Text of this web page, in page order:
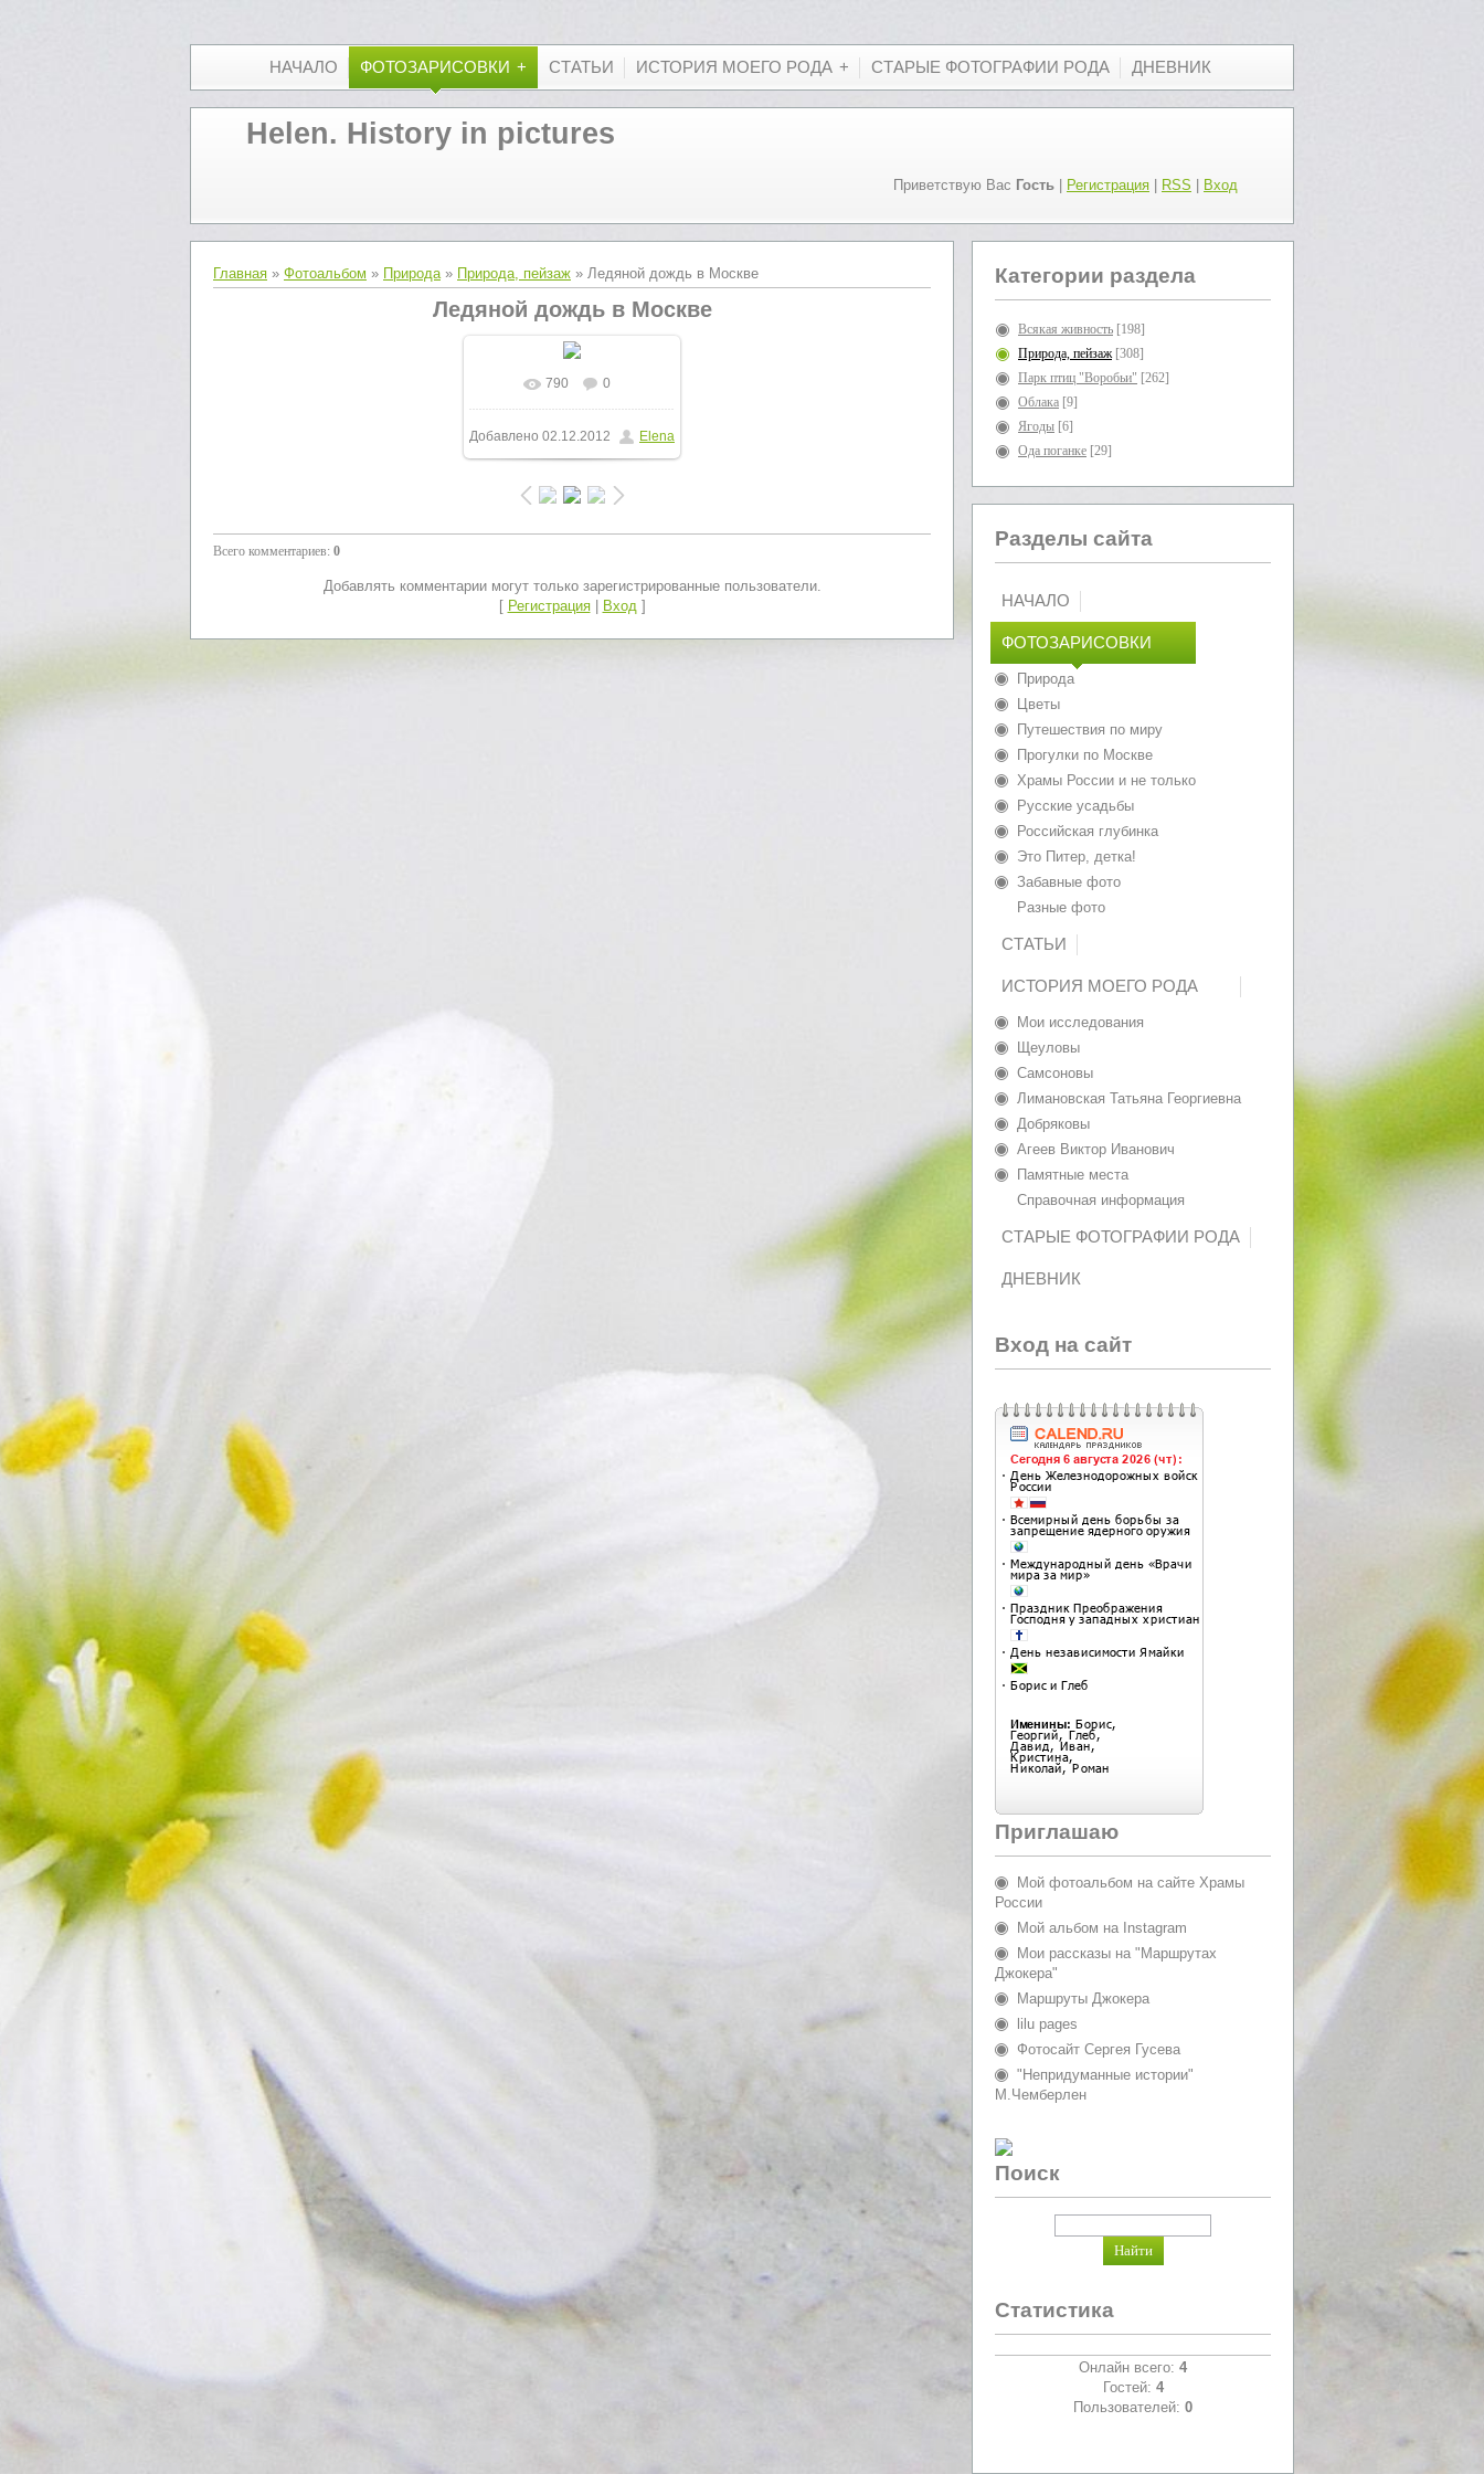
НАЧАЛО ФОТОЗАРИСОВКИ СТАТЬИ ИСТОРИЯ МОЕГО РОДА СТАРЫЕ ФОТОГРАФИИ РОДА ДНЕВНИК
Helen. History in pictures
Приветствую Вас Гость Регистрация RSS Вход
Главная » Фотоальбом » Природа» Природа, пейзаж » Ледяной дождь в Москве
Ледяной дождь в Москве
В реальном размере
800x600/ 211.1Kb
790 0
Добавлено 02.12.2012 Elena
Всего комментариев: 0
Добавлять комментарии могут только зарегистрированные пользователи.
[ Регистрация| Вход]
Категории раздела
Всякая живность [198]
Природа, пейзаж [308]
Парк птиц "Воробьи" [262]
Облака [9]
Ягоды [6]
Ода поганке [29]
Разделы сайта
НАЧАЛО
ФОТОЗАРИСОВКИ
Природа
Цветы
Путешествия по миру
Прогулки по Москве
Храмы России и не только
Русские усадьбы
Российская глубинка
Это Питер, детка!
Забавные фото
Разные фото
СТАТЬИ
ИСТОРИЯ МОЕГО РОДА
Мои исследования
Щеуловы
Самсоновы
Лимановская Татьяна Георгиевна
Добряковы
Агеев Виктор Иванович
Памятные места
Справочная информация
СТАРЫЕ ФОТОГРАФИИ РОДА
ДНЕВНИК
Вход на сайт
Приглашаю
Мой фотоальбом на сайте Храмы
России
Мой альбом на Instagram
Мои рассказы на "Маршрутах
Джокера"
Маршруты Джокера
lilu pages
Фотосайт Сергея Гусева
"Непридуманные истории"
М.Чемберлен
Поиск
Статистика
Онлайн всего: 4
Гостей: 4
Пользователей: 0